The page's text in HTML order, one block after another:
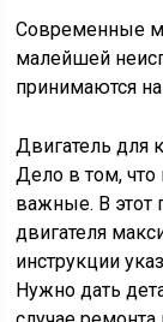
Современные
малейшей
принимаются
Двигатель для
Дело в том,
важные. В этот
двигателя
инструкции
Нужно дать